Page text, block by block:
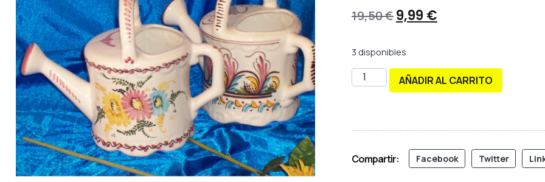
19,50€9,99€
3 disponibles
AÑADIR AL CARRITO
Compartir: Facebook Twitter